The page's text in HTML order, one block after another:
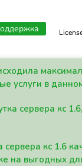
услуги в
сервера кс
кс 1.6
на выгодных